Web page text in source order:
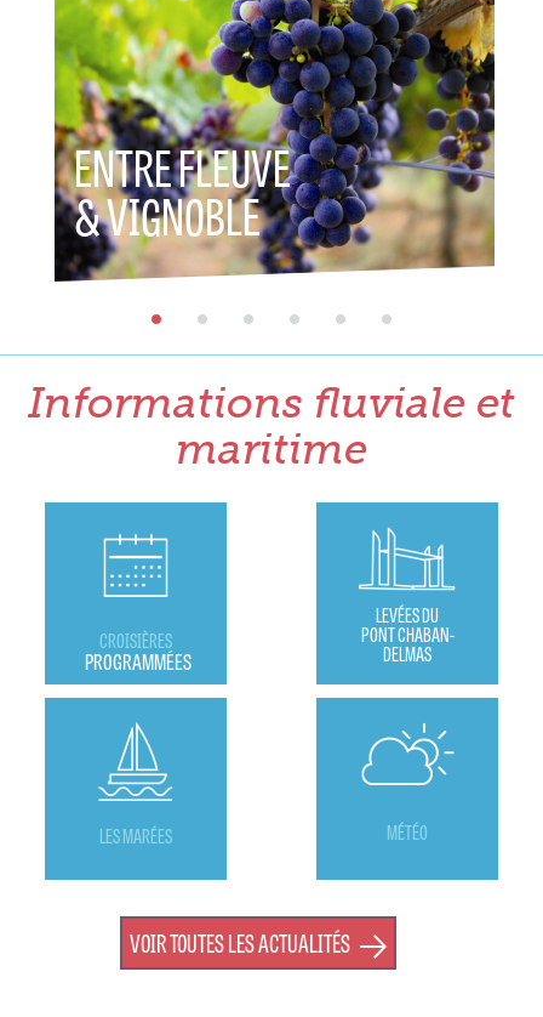
ENTRE FLEUVE
& VIGNOBLE &
Informations fluviale et
maritime
CROISIÈRES
PROGRAMMÉES
LEVÉES DU
PONT CHABAN-
DELMAS
LES MARÉES MÉTÉO
VOIR TOUTES LES ACTUALITÉS